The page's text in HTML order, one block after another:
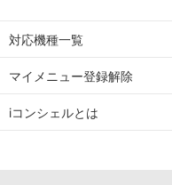
対応機種一覧
マイメニュー登録解除
iコンシェルとは